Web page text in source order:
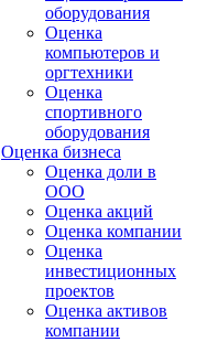
оборудования
Оценка
компьютеров и
оргтехники
Оценка
спортивного
оборудования
Оценка бизнеса
Оценка доли в
ООО
Оценка акций
Оценка компании
Оценка
инвестиционных
проектов
Оценка активов
компании